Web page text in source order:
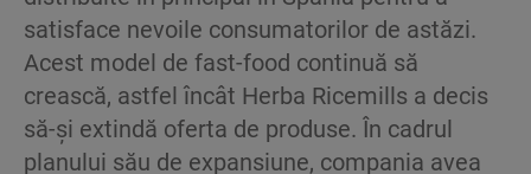
satisface nevoile consumatorilor de astăzi.
Acest model de fast-food continuă să
crească, astfel încât Herba Ricemills a decis
să-și extindă oferta de produse. În cadrul
planului său de expansiune, compania avea